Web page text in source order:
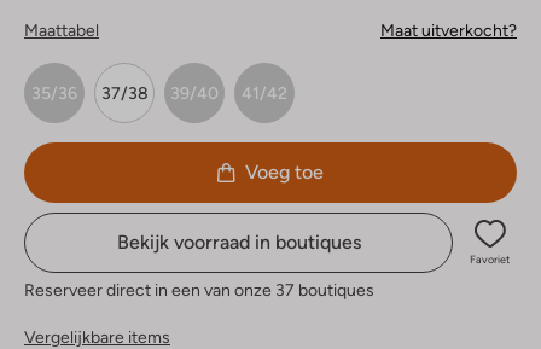
Maattabel Maat uitverkocht?
35/36 37/38 39/40 41/42
Voeg toe
Bekijk voorraad in boutiques
Favoriet
Reserveer direct in een van onze 37 boutiques
Vergelijkbare items